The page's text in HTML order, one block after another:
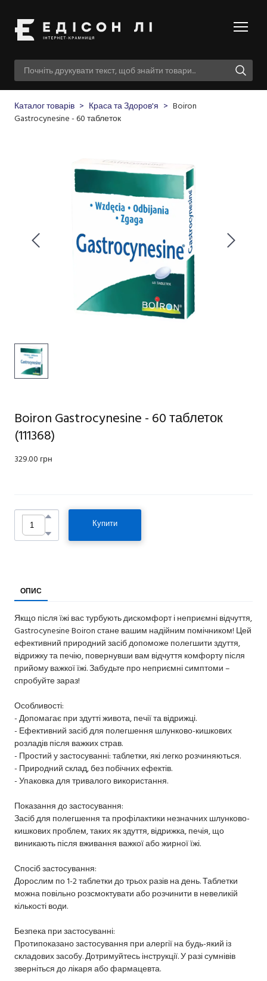
Каталог товарів Краса та Здоров'я
Boiron
Gastrocynesine - 60 таблеток
Boiron Gastrocynesine - 60 таблеток
(111368)
329.00 грн
Купити
ОПИС
Якщо після їжі вас турбують дискомфорт і неприємні відчуття,
Gastrocynesine Boiron стане вашим надійним помічником! Цей
ефективний природний засіб допоможе полегшити здуття,
відрижку та печію, повернувши вам відчуття комфорту після
прийому важкої їжі. Забудьте про неприємні симптоми –
спробуйте зараз!
Особливості:
- Допомагає при здутті живота, печії та відрижці.
- Ефективний засіб для полегшення шлунково-кишкових
розладів після важких страв.
- Простий у застосуванні: таблетки, які легко розчиняються.
- Природний склад, без побічних ефектів.
- Упаковка для тривалого використання.
Показання до застосування:
Засіб для полегшення та профілактики незначних шлунково-
кишкових проблем, таких як здуття, відрижка, печія, що
виникають після вживання важкої або жирної їжі.
Спосіб застосування:
Дорослим по 1-2 таблетки до трьох разів на день. Таблетки
можна повільно розсмоктувати або розчинити в невеликій
кількості води.
Безпека при застосуванні:
Протипоказано застосування при алергії на будь-який із
складових засобу. Дотримуйтесь інструкції. У разі сумнівів
зверніться до лікаря або фармацевта.